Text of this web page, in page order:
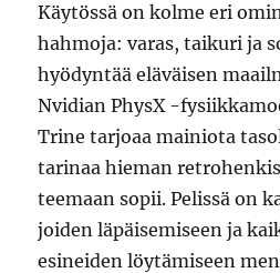
Käytössä on kolme eri
hahmoja: varas, taikuri ja
hyödyntää eläväisen
Nvidian PhysX -
Trine tarjoaa mainiota
tarinaa hieman
teemaan sopii. Pelissä on
joiden läpäisemiseen ja
esineiden löytämiseen